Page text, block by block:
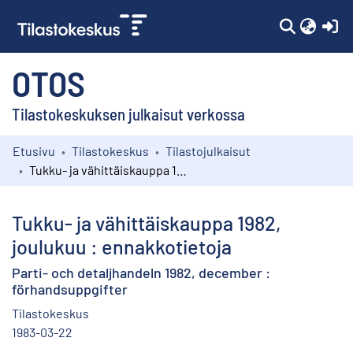
OTOS
Tilastokeskuksen julkaisut verkossa
Kokoelmat
Etusivu Tilastokeskus
Tilastojulkaisut
Tukku- ja vähittäiskauppa 1982,
joulukuu : ennakkotietoja
Parti- och detaljhandeln 1982, december :
förhandsuppgifter
Tilastokeskus
1983-03-22